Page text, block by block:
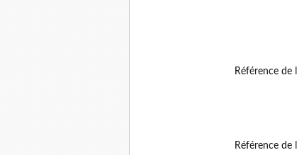
Référence de
Référence de